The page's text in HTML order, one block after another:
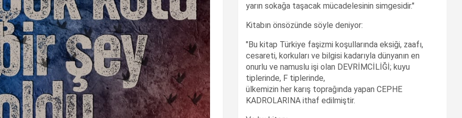
yarın sokağa taşacak mücadelesinin simgesidir."
Kitabın önsözünde söyle deniyor:
"Bu kitap Türkiye faşizmi koşullarında eksiği, zaafı,
cesareti, korkuları ve bilgisi kadarıyla dünyanın en
onurlu ve namuslu işi olan DEVRİMCİLİĞİ; kuyu
tiplerinde, F tiplerinde,
ülkemizin her karış toprağında yapan CEPHE
KADROLARINA ithaf edilmiştir.